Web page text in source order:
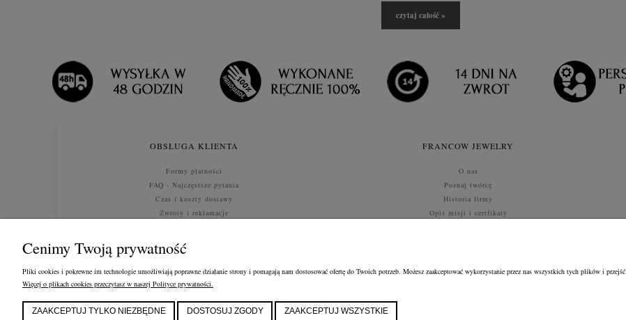
czytaj całość »
OBSŁUGA KLIENTA
Formy płatności
FAQ - Najczęstsze pytania
Czas i koszty dostawy
Zwroty i reklamacje
FRANCOW JEWELRY
O nas
Poznaj twórcę
Historia firmy
Opis misji i certfikaty
FRANCOW JEWELRY
Cenimy Twoją prywatność
Pliki cookies i pokrewne im technologie umożliwiają poprawne działanie strony i pomagają nam dostosować ofertę do Twoich potrzeb. Możesz zaakceptować wykorzystanie przez nas wszystkich tych plików i
Więcej o plikach cookies przeczytasz w naszej Polityce prywatności.
ZAAKCEPTUJ TYLKO NIEZBĘDNE DOSTOSUJ ZGODY ZAAKCEPTUJ WSZYSTKIE